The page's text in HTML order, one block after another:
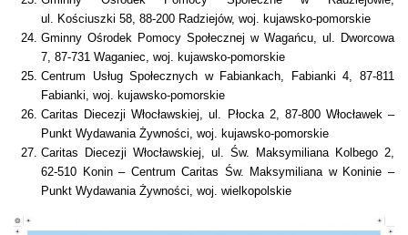
ul. Kościuszki 58, 88-200 Radziejów, woj. kujawsko-pomorskie
Gminny Ośrodek Pomocy Społecznej w Wagańcu, ul. Dworcowa
7, 87-731 Waganiec, woj. kujawsko-pomorskie
Centrum Usług Społecznych w Fabiankach, Fabianki 4, 87-811
Fabianki, woj. kujawsko-pomorskie
Caritas Diecezji Włocławskiej, ul. Płocka 2, 87-800 Włocławek –
Punkt Wydawania Żywności, woj. kujawsko-pomorskie
Caritas Diecezji Włocławskiej, ul. Św. Maksymiliana Kolbego 2,
62-510 Konin – Centrum Caritas Św. Maksymiliana w Koninie –
Punkt Wydawania Żywności, woj. wielkopolskie